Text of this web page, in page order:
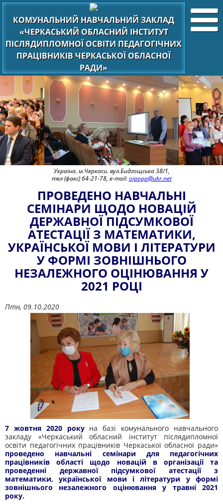
КОМУНАЛЬНИЙ НАВЧАЛЬНИЙ ЗАКЛАД
«ЧЕРКАСЬКИЙ ОБЛАСНИЙ ІНСТИТУТ
ПІСЛЯДИПЛОМНОЇ ОСВІТИ ПЕДАГОГІЧНИХ
ПРАЦІВНИКІВ ЧЕРКАСЬКОЇ ОБЛАСНОЇ
РАДИ»
Україна. м.Черкаси. вул.Бидгощська 38/1,
тел (факс) 64-21-78, e-mail:oipopp@ukr.net
ПРОВЕДЕНО НАВЧАЛЬНІ
СЕМІНАРИ ЩОДО НОВАЦІЙ
ДЕРЖАВНОЇ ПІДСУМКОВОЇ
АТЕСТАЦІЇ З МАТЕМАТИКИ,
УКРАЇНСЬКОЇ МОВИ І ЛІТЕРАТУРИ
У ФОРМІ ЗОВНІШНЬОГО
НЕЗАЛЕЖНОГО ОЦІНЮВАННЯ У
2021 РОЦІ
Птн, 09.10.2020
7 жовтня 2020 рокуна базі комунального навчального
закладу «Черкаський обласний інститут післядипломної
освіти педагогічних працівників Черкаської обласної ради»
проведено навчальні семінари для педагогічних
працівників області щодо новацій в організації та
проведенні державної підсумкової атестації з
математики, української мови і літератури у формі
зовнішнього незалежного оцінювання у травні 2021
року.